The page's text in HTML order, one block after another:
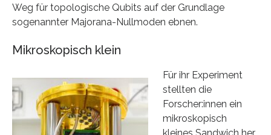
Weg für topologische Qubits auf der Grundlage
sogenannter Majorana-Nullmoden ebnen.
Mikroskopisch klein
Für ihr Experiment
stellten die
Forscher:innen ein
mikroskopisch